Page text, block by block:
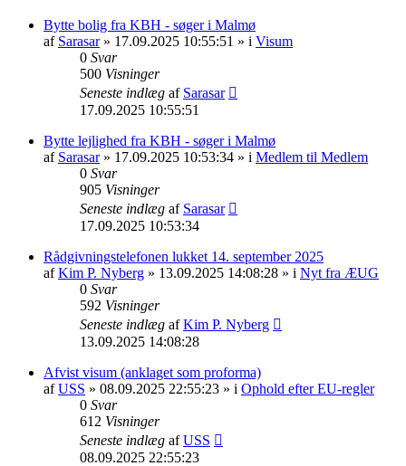
Bytte bolig fra KBH - søger i Malmø
af Sarasar» 17.09.2025 10:55:51 » i Visum
0 Svar
500 Visninger
Seneste indlæg af Sarasar
17.09.2025 10:55:51
Bytte lejlighed fra KBH - søger i Malmø
af Sarasar» 17.09.2025 10:53:34 » i Medlem til Medlem
0 Svar
905 Visninger
Seneste indlæg af Sarasar
17.09.2025 10:53:34
Rådgivningstelefonen lukket 14. september 2025
afKim P. Nyberg » 13.09.2025 14:08:28 » i Nyt fra ÆUG
0 Svar
592 Visninger
Seneste indlæg afKim P. Nyberg
13.09.2025 14:08:28
Afvist visum (anklaget som proforma)
afUSS » 08.09.2025 22:55:23 » i Ophold efter EU-regler
0 Svar
612 Visninger
Seneste indlæg afUSS
08.09.2025 22:55:23